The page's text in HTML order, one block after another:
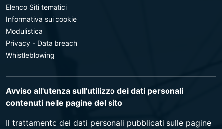
Elenco Siti tematici
Informativa sui cookie
Modulistica
Privacy - Data breach
Whistleblowing
Avviso all'utenza sull'utilizzo dei dati personali
contenuti nelle pagine del sito
Il trattamento dei dati personali pubblicati sulle pagine